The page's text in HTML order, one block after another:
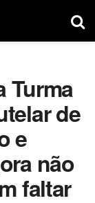
Turma
de
e
não
faltar